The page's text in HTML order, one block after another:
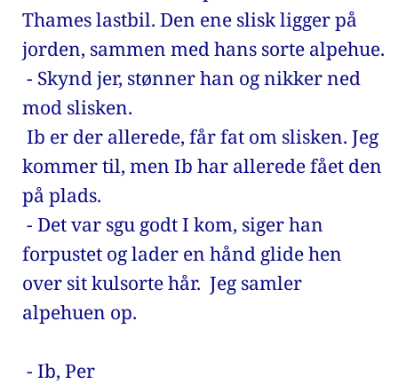
Thames lastbil. Den ene slisk ligger på
mod slisken.
kommer til, men Ib har allerede fået den
på plads.
forpustet og lader en hånd glide hen
over sit kulsorte hår.  Jeg samler
alpehuen op.
- Ib, Per